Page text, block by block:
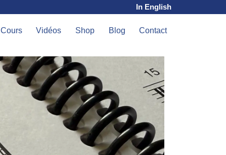
In English
Cours Vidéos Shop Blog Contact